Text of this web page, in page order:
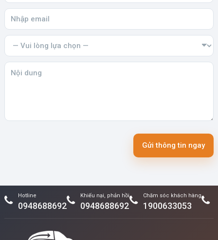
Gửi thông tin ngay
Hotline
0948688692
Khiếu nại, phản hồi
0948688692
Chăm sóc khách hàng
1900633053